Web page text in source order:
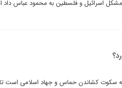
اسرائیل و فلسطین به محمود عباس داد
به سکوت کشاندن حماس و جهاد اسلامی است تا